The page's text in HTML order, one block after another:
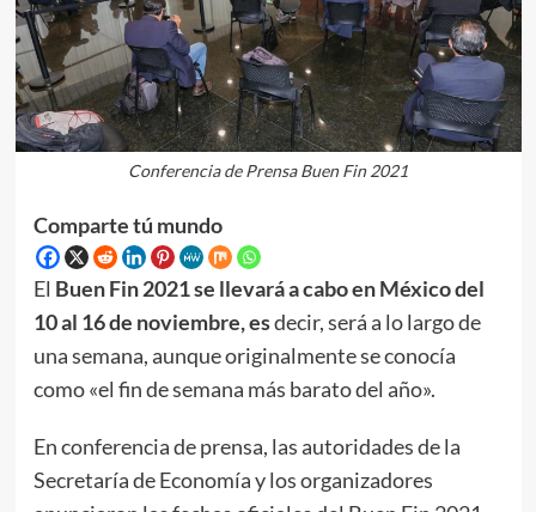
Conferencia de Prensa Buen Fin 2021
Comparte tú mundo
El Buen Fin 2021 se llevará a cabo en México del
10 al 16 de noviembre, esdecir, será a lo largo de
una semana, aunque originalmente se conocía
como «el fin de semana más barato del año».
En conferencia de prensa, las autoridades de la
Secretaría de Economía y los organizadores